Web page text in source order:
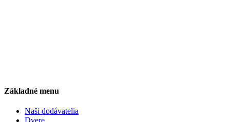
Základné menu
Naši dodávatelia